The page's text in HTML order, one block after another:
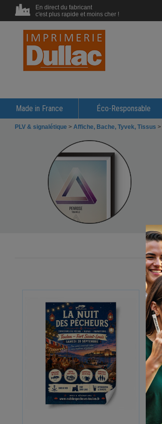
En direct du fabricant
c'est plus rapide et moins cher !
Made in France Éco-Responsable
PLV & signalétique > Affiche, Bache, Tyvek, Tissus >